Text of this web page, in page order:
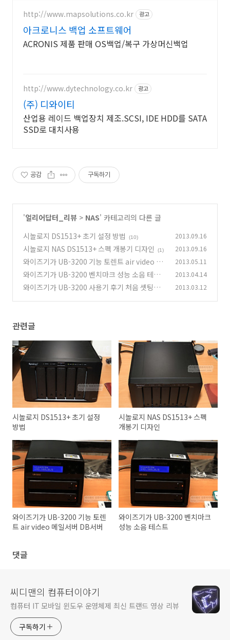
http://www.mapsolutions.co.kr 광고
아크로니스 백업 소프트웨어
ACRONIS 제품 판매 OS백업/복구 가상머신백업
http://www.dytechnology.co.kr 광고
(주) 디와이티
산업용 레이드 백업장치 제조.SCSI, IDE HDD를 SATA
SSD로 대치사용
공감 구독하기
'얼리어답터_리뷰 > NAS' 카테고리의 다른 글
시놀로지 DS1513+ 초기 설정 방법
(10) 2013.09.16
시놀로지 NAS DS1513+ 스펙 개봉기 디자인 (1) 2013.09.16
와이즈기가 UB-3200 기능 토렌트 air video 메
일서버 DB서버
(0)
2013.05.11
와이즈기가 UB-3200 벤치마크 성능 소음 테스
트 (6)
2013.04.14
와이즈기가 UB-3200 사용기 후기 처음 셋팅편 2013.03.12
관련글
시놀로지 DS1513+ 초기 설정
방법
시놀로지 NAS DS1513+ 스펙
개봉기 디자인
와이즈기가 UB-3200 기능 토렌
트 air video 메일서버 DB서버
와이즈기가 UB-3200 벤치마크
성능 소음 테스트
댓글
씨디맨의 컴퓨터이야기
컴퓨터 IT 모바일 윈도우 운영체제 최신 트랜드 영상 리뷰
구독하기